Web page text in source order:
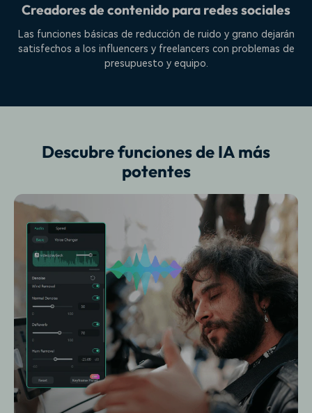
Creadores de contenido para redes sociales
Las funciones básicas de reducción de ruido y grano dejarán
satisfechos a los influencers y freelancers con problemas de
presupuesto y equipo.
Descubre funciones de IA más
potentes